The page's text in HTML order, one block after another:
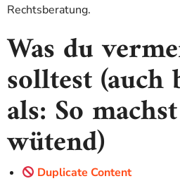
Rechtsberatung.
Was du
solltest (auch
als: So
wütend)
Duplicate Content